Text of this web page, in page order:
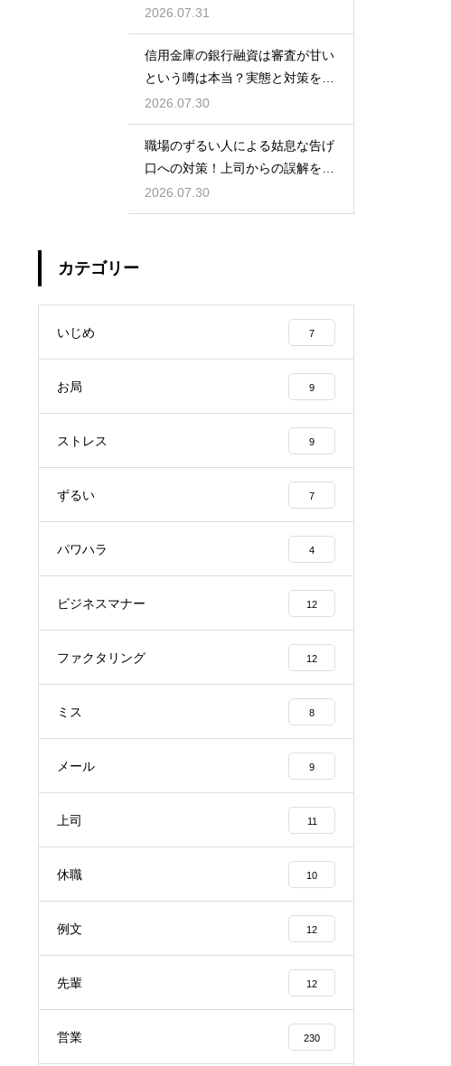
為は該当する？
2026.07.31
信用金庫の銀行融資は審査が甘い
という噂は本当？実態と対策を徹
底解説
2026.07.30
職場のずるい人による姑息な告げ
口への対策！上司からの誤解を解
いて自分の身の潔白を証明する手
順
2026.07.30
カテゴリー
いじめ 7
お局 9
ストレス 9
ずるい 7
パワハラ 4
ビジネスマナー 12
ファクタリング 12
ミス 8
メール 9
上司 11
休職 10
例文 12
先輩 12
営業 230